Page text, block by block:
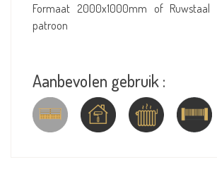
Formaat 2000x1000mm of Ruwstaal
patroon
Aanbevolen gebruik :